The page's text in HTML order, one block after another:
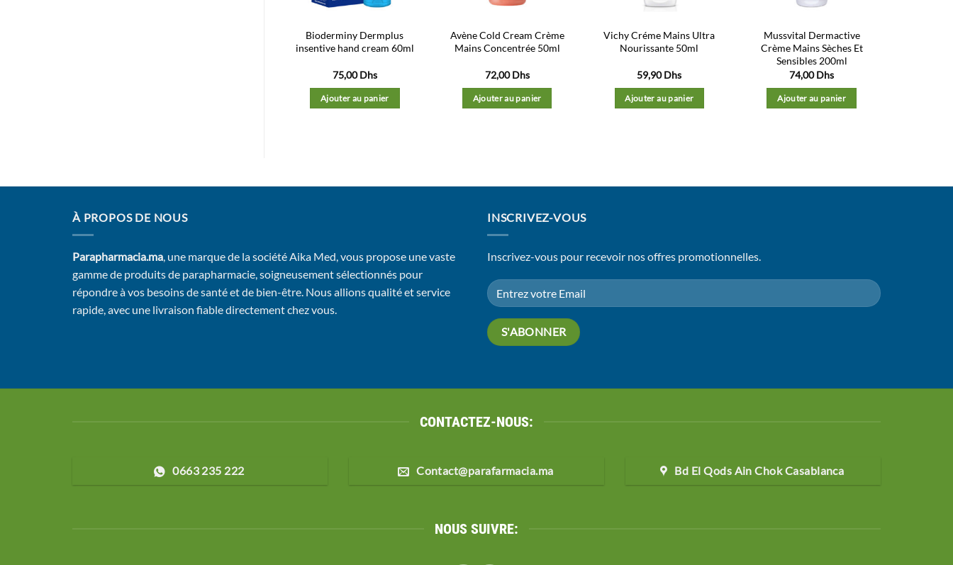
Bioderminy Dermplus
insentive hand cream 60ml
75,00Dhs
Ajouter au panier
Avène Cold Cream Crème
Mains Concentrée 50ml
72,00Dhs
Ajouter au panier
Vichy Créme Mains Ultra
Nourissante 50ml
59,90Dhs
Ajouter au panier
Mussvital Dermactive
Crème Mains Sèches Et
Sensibles 200ml
74,00Dhs
Ajouter au panier
À PROPOS DE NOUS
Parapharmacia.ma , une marque de la société Aika Med, vous propose une vaste
gamme de produits de parapharmacie, soigneusement sélectionnés pour
répondre à vos besoins de santé et de bien-être. Nous allions qualité et service
rapide, avec une livraison fiable directement chez vous.
INSCRIVEZ-VOUS
Inscrivez-vous pour recevoir nos offres promotionnelles.
CONTACTEZ-NOUS:
0663 235 222 Contact@parafarmacia.ma Bd El Qods Ain Chok Casablanca
NOUS SUIVRE: